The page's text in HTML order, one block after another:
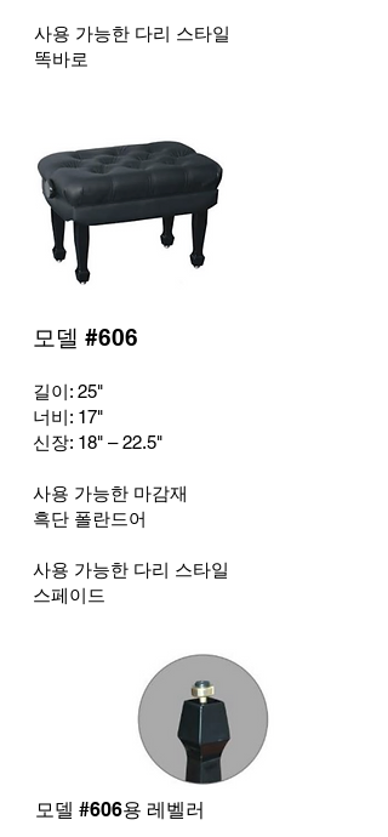
사용 가능한 다리 스타일
똑바로
모델 #606
길이: 25"
너비: 17"
신장: 18" – 22.5"
사용 가능한 마감재
흑단 폴란드어
사용 가능한 다리 스타일
스페이드
모델 #606용 레벨러